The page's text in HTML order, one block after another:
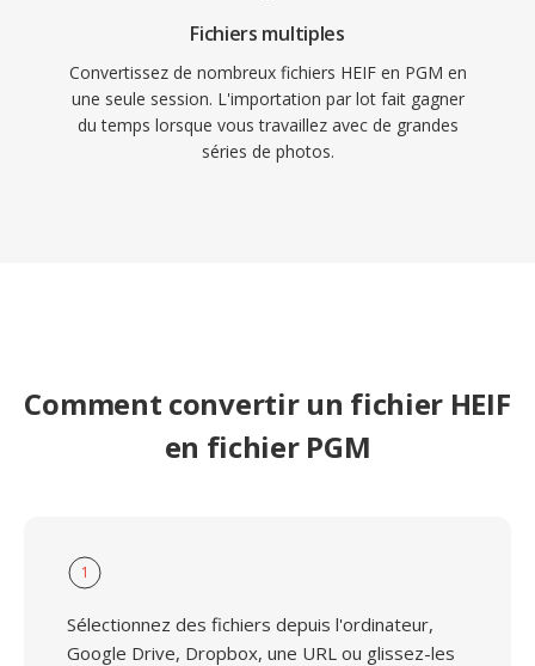
Fichiers multiples
Convertissez de nombreux fichiers HEIF en PGM en
une seule session. L'importation par lot fait gagner
du temps lorsque vous travaillez avec de grandes
séries de photos.
Comment convertir un fichier HEIF
en fichier PGM
1
Sélectionnez des fichiers depuis l'ordinateur,
Google Drive, Dropbox, une URL ou glissez-les